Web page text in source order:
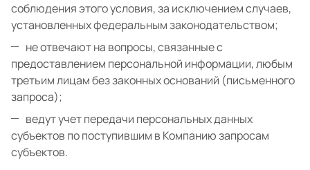
соблюдения этого условия, за исключением случаев,
установленных федеральным законодательством;
не отвечают на вопросы, связанные с
предоставлением персональной информации, любым
третьим лицам без законных оснований (письменного
запроса);
ведут учет передачи персональных данных
субъектов по поступившим в Компанию запросам
субъектов.